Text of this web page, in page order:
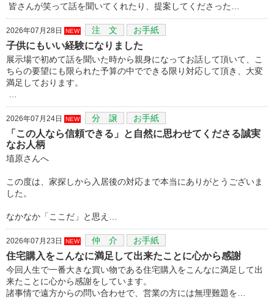
皆さんが笑って話を聞いてくれたり、提案してくださった…
2026年07月28日 NEW 注 文 お手紙
子供にもいい経験になりました
展示場で初めて話を聞いた時から親身になってお話して頂いて、こ
ちらの要望にも限られた予算の中でできる限り対応して頂き、大変
満足しております。
2026年07月24日 NEW 分 譲 お手紙
「この人なら信頼できる」と自然に思わせてくださる誠実
なお人柄
埴原さんへ
この度は、家探しから入居後の対応まで本当にありがとうございま
した。
なかなか「ここだ」と思え…
2026年07月23日 NEW 仲 介 お手紙
住宅購入をこんなに満足して出来たことに心から感謝
今回人生で一番大きな買い物である住宅購入をこんなに満足して出
来たことに心から感謝をしています。
諸事情で遠方からの問い合わせで、営業の方には無理難題を…